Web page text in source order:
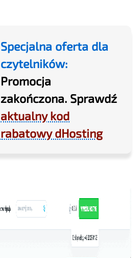
Specjalna oferta dla
czytelników:
Promocja
zakończona. Sprawdź
aktualny kod
rabatowy dHosting